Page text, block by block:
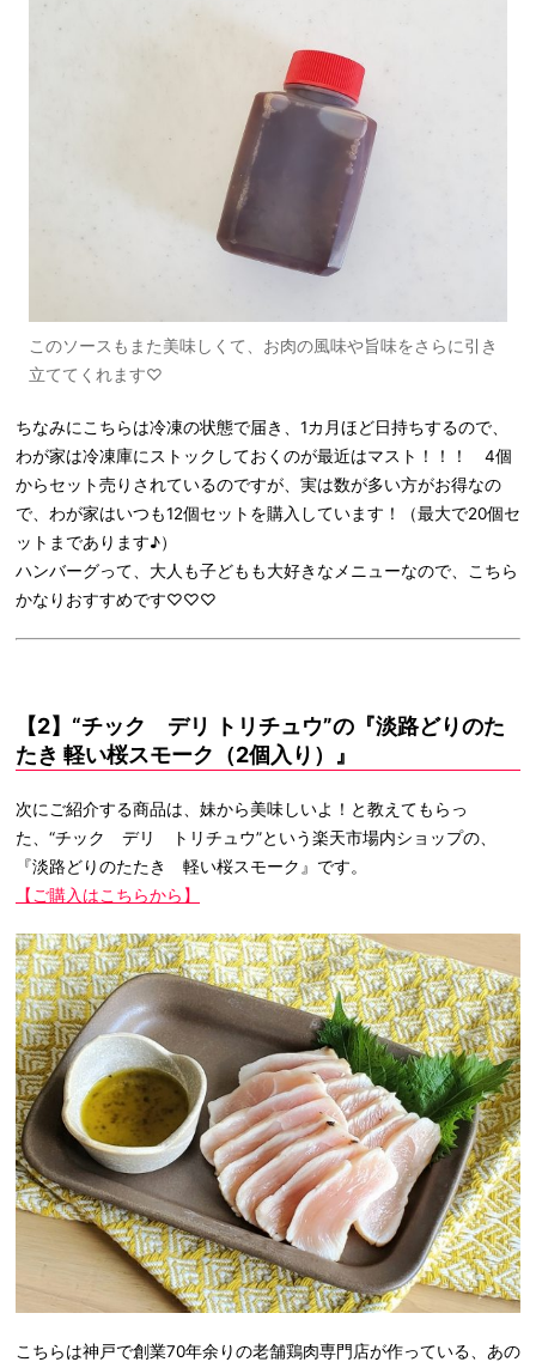
このソースもまた美味しくて、お肉の風味や旨味をさらに引き
立ててくれます♡
ちなみにこちらは冷凍の状態で届き、1カ月ほど日持ちするので、
わが家は冷凍庫にストックしておくのが最近はマスト！！！ 4個
からセット売りされているのですが、実は数が多い方がお得なの
で、わが家はいつも12個セットを購入しています！（最大で20個セ
ットまであります♪）
ハンバーグって、大人も子どもも大好きなメニューなので、こちら
かなりおすすめです♡♡♡
【2】“チック デリ トリチュウ”の『淡路どりのた
たき 軽い桜スモーク（2個入り）』
次にご紹介する商品は、妹から美味しいよ！と教えてもらっ
た、“チック デリ トリチュウ”という楽天市場内ショップの、
『淡路どりのたたき 軽い桜スモーク』です。
【ご購入はこちらから】
こちらは神戸で創業70年余りの老舗鶏肉専門店が作っている、あの